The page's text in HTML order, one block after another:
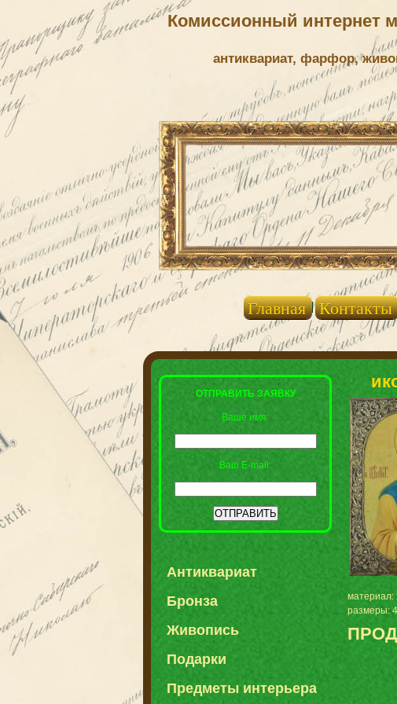
Комиссионный интернет
антиквариат, фарфор,
Главная Контакты
ОТПРАВИТЬ ЗАЯВКУ
Ваше имя:
Ваш E-mail:
Антиквариат
Бронза
Живопись
Подарки
Предметы интерьера
материал:
размеры: